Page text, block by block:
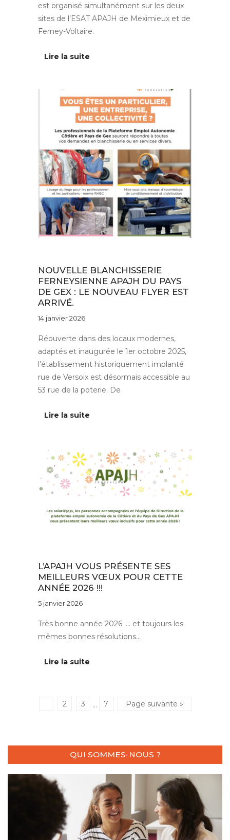
est organisé simultanément sur les deux
sites de l’ESAT APAJH de Meximieux et de
Ferney-Voltaire.
Lire la suite
NOUVELLE BLANCHISSERIE
FERNEYSIENNE APAJH DU PAYS
DE GEX : LE NOUVEAU FLYER EST
ARRIVÉ.
14 janvier 2026
Réouverte dans des locaux modernes,
adaptés et inaugurée le 1er octobre 2025,
l’établissement historiquement implanté
rue de Versoix est désormais accessible au
53 rue de la poterie. De
Lire la suite
L’APAJH VOUS PRÉSENTE SES
MEILLEURS VŒUX POUR CETTE
ANNÉE 2026 !!!
5 janvier 2026
Très bonne année 2026 …. et toujours les
mêmes bonnes résolutions…
Lire la suite
2 3 ··· 7 Page suivante »
QUI SOMMES-NOUS ?